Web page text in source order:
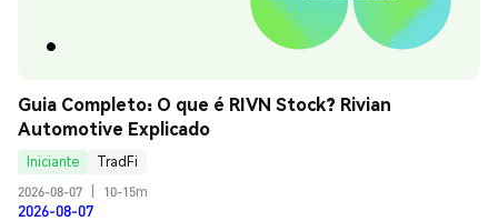
Guia Completo: O que é RIVN Stock? Rivian
Automotive Explicado
Iniciante
TradFi
2026-08-07
10-15m
2026-08-07